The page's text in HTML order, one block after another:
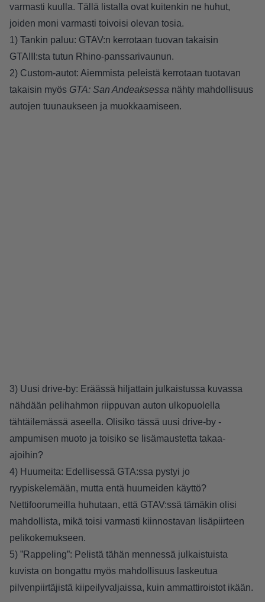
varmasti kuulla. Tällä listalla ovat kuitenkin ne huhut,
joiden moni varmasti toivoisi olevan tosia.
1) Tankin paluu: GTAV:n kerrotaan tuovan takaisin
GTAIII:sta tutun Rhino-panssarivaunun.
2) Custom-autot: Aiemmista peleistä kerrotaan tuotavan
takaisin myös GTA: San Andeaksessa nähty mahdollisuus
autojen tuunaukseen ja muokkaamiseen.
3) Uusi drive-by: Eräässä hiljattain julkaistussa kuvassa
nähdään pelihahmon riippuvan auton ulkopuolella
tähtäilemässä aseella. Olisiko tässä uusi drive-by -
ampumisen muoto ja toisiko se lisämaustetta takaa-
ajoihin?
4) Huumeita: Edellisessä GTA:ssa pystyi jo
ryypiskelemään, mutta entä huumeiden käyttö?
Nettifoorumeilla huhutaan, että GTAV:ssä tämäkin olisi
mahdollista, mikä toisi varmasti kiinnostavan lisäpiirteen
pelikokemukseen.
5) ”Rappeling”: Pelistä tähän mennessä julkaistuista
kuvista on bongattu myös mahdollisuus laskeutua
pilvenpiirtäjistä kiipeilyvaljaissa, kuin ammattiroistot ikään.